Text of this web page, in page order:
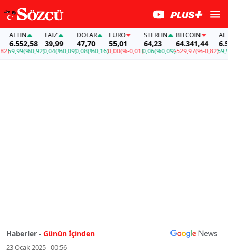
ALTIN
6.552,58
(%0,92)
FAİZ
39,99
0,04(%0,09)
DOLAR
47,70
0,08(%0,16)
EURO
55,01
0,00(%-0,01)
STERLIN
64,23
0,06(%0,09)
BITCOIN
64.341,44
-529,97(%-0,82)
ALTIN
59,99
Haberler - Günün İçinden
23 Ocak 2025 - 00:56